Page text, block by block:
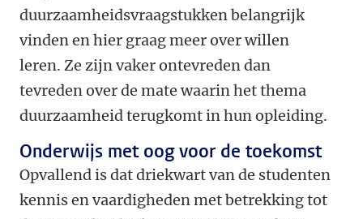
duurzaamheidsvraagstukken belangrijk
vinden en hier graag meer over willen
leren. Ze zijn vaker ontevreden dan
tevreden over de mate waarin het thema
duurzaamheid terugkomt in hun opleiding.
Onderwijs met oog voor de toekomst
Opvallend is dat driekwart van de studenten
kennis en vaardigheden met betrekking tot